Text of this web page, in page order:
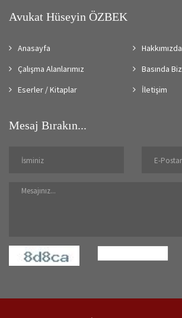
Avukat Hüseyin ÖZBEK
Anasayfa
Hakkımızda
Çalışma Alanlarımız
Basında Biz
Eserler / Kitaplar
İletişim
Mesaj Bırakın...